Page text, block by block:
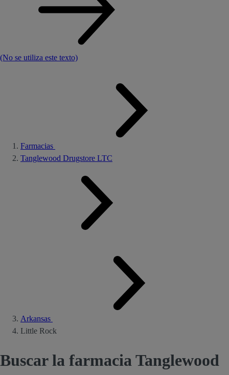
(No se utiliza este texto)
Farmacias
Tanglewood Drugstore LTC
Arkansas
Little Rock
Buscar la farmacia Tanglewood